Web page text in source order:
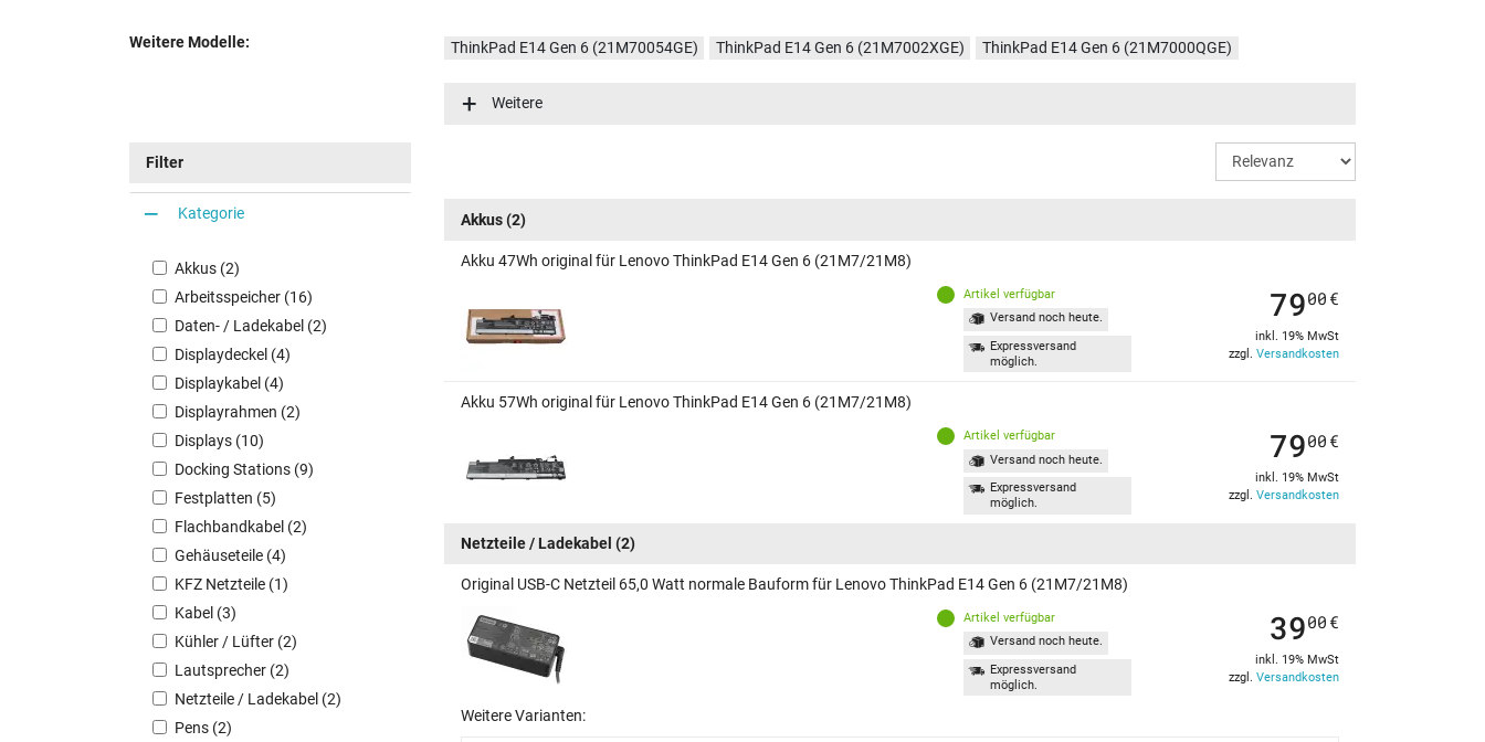
Weitere Modelle: ThinkPad E14 Gen 6 (21M70054GE) ThinkPad E14 Gen 6 (21M7002XGE)
ThinkPad E14 Gen 6 (21M7000QGE)
ThinkPad E14 Gen 6 (21M7CTO1WWDE4)
Weitere
Filter
Kategorie
Akkus (2)
Arbeitsspeicher (16)
Daten- / Ladekabel (2)
Displaydeckel (4)
Displaykabel (4)
Displayrahmen (2)
Displays (10)
Docking Stations (9)
Festplatten (5)
Flachbandkabel (2)
Gehäuseteile (4)
KFZ Netzteile (1)
Kabel (3)
Kühler / Lüfter (2)
Lautsprecher (2)
Netzteile / Ladekabel (2)
Pens (2)
Akkus(2)
Akku 47Wh original für Lenovo ThinkPad E14 Gen 6 (21M7/21M8)
Artikel verfügbar
Versand noch heute.
Expressversand
möglich.
7900 €
inkl. 19% MwSt
zzgl. Versandkosten
Akku 57Wh original für Lenovo ThinkPad E14 Gen 6 (21M7/21M8)
Artikel verfügbar
Versand noch heute.
Expressversand
möglich.
7900 €
inkl. 19% MwSt
zzgl. Versandkosten
Netzteile / Ladekabel (2)
Original USB-C Netzteil 65,0 Watt normale Bauform für Lenovo ThinkPad E14 Gen 6 (21M7/21M8)
Artikel verfügbar
Versand noch heute.
Expressversand
möglich.
3900 €
inkl. 19% MwSt
zzgl. Versandkosten
Weitere Varianten: